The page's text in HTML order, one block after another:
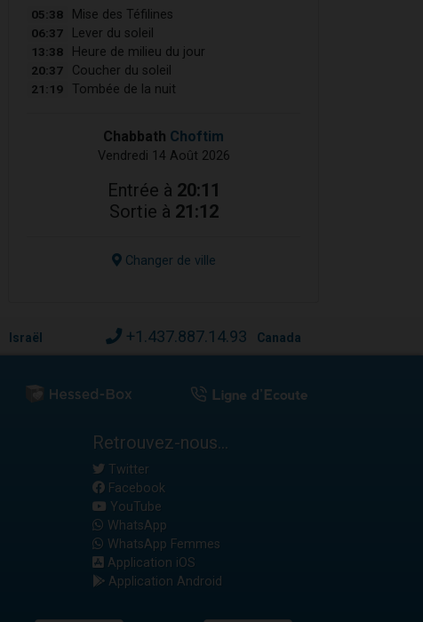
05:38 Mise des Téfilines
06:37 Lever du soleil
13:38 Heure de milieu du jour
20:37 Coucher du soleil
21:19 Tombée de la nuit
Chabbath Choftim
Vendredi 14 Août 2026
Entrée à 20:11
Sortie à 21:12
Changer de ville
Israël +1.437.887.14.93 Canada
Retrouvez-nous...
Twitter
Facebook
YouTube
WhatsApp
WhatsApp Femmes
Application iOS
Application Android